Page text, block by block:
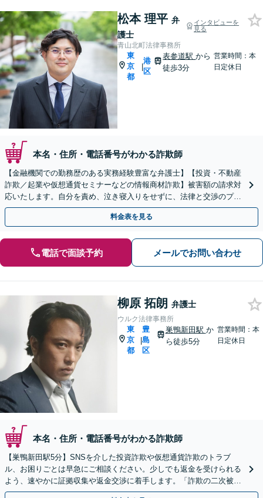
松本 理平 弁
護士
インタビューを
見る
青山北町法律事務所
東
京
都
|
港
区
表参道駅から
徒歩3分
営業時間：本
日定休日
本名・住所・電話番号がわかる詐欺師
【金融機関での勤務歴のある実務経験豊富な弁護士】【投資・不動産
詐欺／起業や仮想通貨セミナーなどの情報商材詐欺】被害額の請求対
応いたします。自分を責め、泣き寝入りをせずに、法律と交渉のプロ
にまずはご相談ください。【表参道駅から徒歩3分】
料金表を見る
電話で面談予約 メールでお問い合わせ
柳原 拓朗 弁護士
ウルク法律事務所
東
京
都
|
豊
島
区
巣鴨新田駅 か
ら徒歩5分
営業時間：本
日定休日
本名・住所・電話番号がわかる詐欺師
【巣鴨新田駅5分】SNSを介した投資詐欺や仮想通貨詐欺のトラブ
ル、お困りごとは早急にご相談ください。少しでも返金を受けられる
よう、速やかに証拠収集や返金交渉に着手します。「詐欺の二次被
害」のご相談も対応します【初回相談無料】【Web相談可】